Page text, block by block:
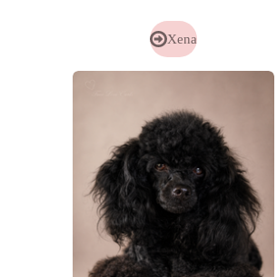
Xena